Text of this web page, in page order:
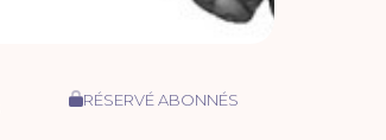
RÉSERVÉ ABONNÉS